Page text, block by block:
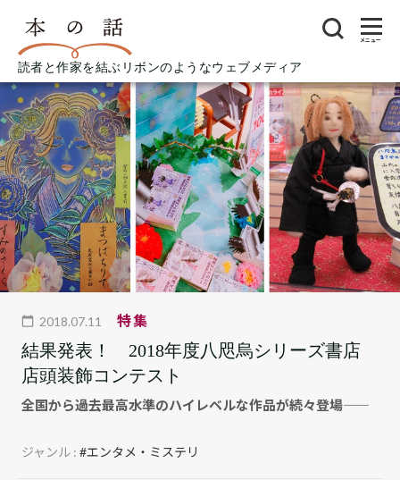
読者と作家を結ぶリボンのようなウェブメディア
メニュー
2018.07.11 特集
結果発表！ 2018年度八咫烏シリーズ書店
店頭装飾コンテスト
全国から過去最高水準のハイレベルな作品が続々登場――
ジャンル :#エンタメ・ミステリ